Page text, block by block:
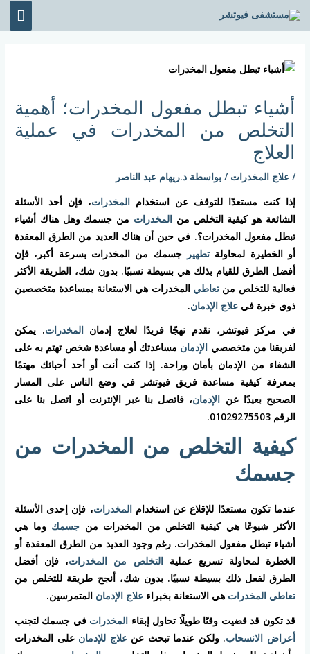
تخطي
إلى
أشياء تبطل مفعول المخدرات؛ أهمية
التخلص من المخدرات في عملية
العلاج
/علاج المخدرات / بواسطة د.ريهام عبد الناصر
إذا كنت مستعدًا للتوقف عن استخدام المخدرات، فإن أحد الأسئلة
الشائعة هو كيفية التخلص من المخدرات من جسمك وهل هناك أشياء
تبطل مفعول المخدرات؟. في حين أن هناك العديد من الطرق المعقدة
أو الخطيرة لمحاولةتطهير جسمك من المخدرات بسرعة أكبر، فإن
أفضل الطرق للقيام بذلك هي بسيطة نسبيًا. بدون شك، الطريقة الأكثر
فعالية للتخلص منتعاطي المخدرات هي الاستعانة بمساعدة متخصصين
ذوي خبرة فيعلاج الإدمان.
في مركز فيوتشر، نقدم نهجًا فريدًا لعلاج إدمانالمخدرات. يمكن
لفريقنا من متخصصي الإدمان مساعدتك أو مساعدة شخص تهتم به على
الشفاء من الإدمان بأمان وراحة. إذا كنت أنت أو أحد أحبائك مهتمًا
بمعرفة كيفية مساعدة فريق فيوتشر في وضع الناس على المسار
الصحيح بعيدًا عن الإدمان، فاتصل بنا عبر الإنترنت أو اتصل بنا على
الرقم 01029275503.
كيفية التخلص من المخدرات من
جسمك
عندما تكون مستعدًا للإقلاع عن استخدامالمخدرات، فإن إحدى الأسئلة
الأكثر شيوعًا هي كيفية التخلص من المخدرات من جسمك وما هي
أشياء تبطل مفعول المخدرات. رغم وجود العديد من الطرق المعقدة أو
الخطرة لمحاولة تسريع عمليةالتخلص من المخدرات، فإن أفضل
الطرق لفعل ذلك بسيطة نسبيًا. بدون شك، أنجح طريقة للتخلص من
تعاطي المخدرات هي الاستعانة بخبراءعلاج الإدمان المتمرسين.
قد تكون قد قضيت وقتًا طويلًا تحاول إبقاء المخدرات في جسمك لتجنب
أعراض الانسحاب. ولكن عندما تبحث عنعلاج للإدمان على المخدرات
navigation